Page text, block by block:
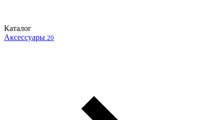
Каталог
Аксессуары 20